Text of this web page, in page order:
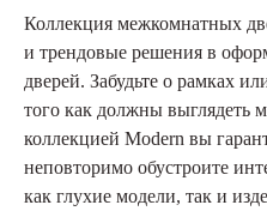
Коллекция межкомнатных
и трендовые решения в
дверей. Забудьте о рамках
того как должны выглядеть
коллекцией Modern вы
неповторимо обустроите
как глухие модели, так и